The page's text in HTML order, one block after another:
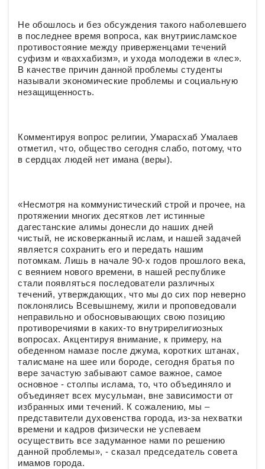
Не обошлось и без обсуждения такого наболевшего
в последнее время вопроса, как внутриисламское
противостояние между приверженцами течений
суфизм и «ваххабизм», и ухода молодежи в «лес».
В качестве причин данной проблемы студенты
называли экономические проблемы и социальную
незащищенность.
Комментируя вопрос религии, Умарасхаб Умалаев
отметил, что, общество сегодня слабо, потому, что
в сердцах людей нет имана (веры).
«Несмотря на коммунистический строй и прочее, на
протяжении многих десятков лет истинные
дагестанские алимы донесли до наших дней
чистый, не исковерканный ислам, и нашей задачей
является сохранить его и передать нашим
потомкам. Лишь в начале 90-х годов прошлого века,
с веянием нового времени, в нашей республике
стали появляться последователи различных
течений, утверждающих, что мы до сих пор неверно
поклонялись Всевышнему, жили и проповедовали
неправильно и обосновывающих свою позицию
противоречиями в каких-то внутрирелигиозных
вопросах. Акцентируя внимание, к примеру, на
обеденном намазе после джума, коротких штанах,
талисмане на шее или бороде, сегодня братья по
вере зачастую забывают самое важное, самое
основное - столпы ислама, то, что объединяло и
объединяет всех мусульман, вне зависимости от
избранных ими течений. К сожалению, мы –
представители духовенства города, из-за нехватки
времени и кадров физически не успеваем
осуществить все задуманное нами по решению
данной проблемы», - сказал председатель совета
имамов города.